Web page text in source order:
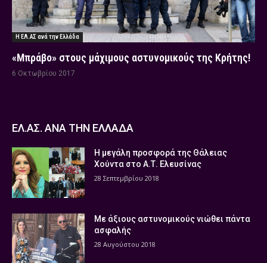
Η ΕΛ.ΑΣ ανά την Ελλάδα
«Μπράβο» στους μάχιμους αστυνομικούς της Κρήτης!
6 Οκτωβρίου 2017
ΕΛ.ΑΣ. ΑΝΑ ΤΗΝ ΕΛΛΑΔΑ
Η μεγάλη προσφορά της Θάλειας
Χούντα στο Α.Τ. Ελευσίνας
28 Σεπτεμβρίου 2018
Με άξιους αστυνομικούς νιώθει πάντα
ασφαλής
28 Αυγούστου 2018